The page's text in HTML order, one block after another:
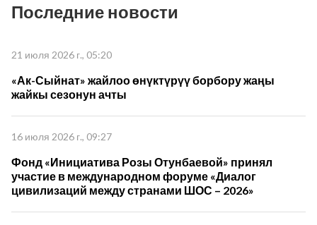
Последние новости
21 июля 2026 г., 05:20
«Ак-Сыйнат» жайлоо өнүктүрүү борбору жаңы
жайкы сезонун ачты
16 июля 2026 г., 09:27
Фонд «Инициатива Розы Отунбаевой» принял
участие в международном форуме «Диалог
цивилизаций между странами ШОС – 2026»